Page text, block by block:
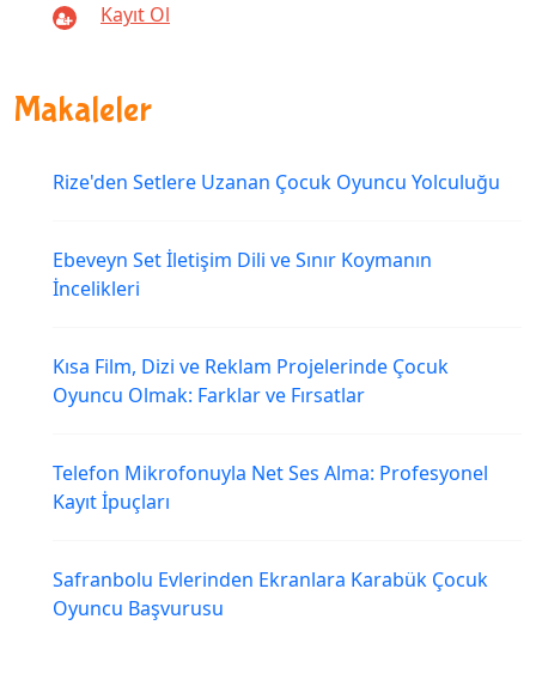
Kayıt Ol
Makaleler
Rize'den Setlere Uzanan Çocuk Oyuncu Yolculuğu
Ebeveyn Set İletişim Dili ve Sınır Koymanın
İncelikleri
Kısa Film, Dizi ve Reklam Projelerinde Çocuk
Oyuncu Olmak: Farklar ve Fırsatlar
Telefon Mikrofonuyla Net Ses Alma: Profesyonel
Kayıt İpuçları
Safranbolu Evlerinden Ekranlara Karabük Çocuk
Oyuncu Başvurusu